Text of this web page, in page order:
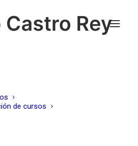
Rey
de cursos
(Little Miss
Jonathan